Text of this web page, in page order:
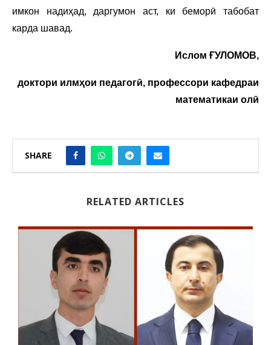
имкон надиҳад, даргумон аст, ки беморӣ табобат
карда шавад.
Ислом ҒУЛОМОВ,
доктори илмҳои педагогӣ, профессори кафедраи
математикаи олӣ
SHARE
RELATED ARTICLES